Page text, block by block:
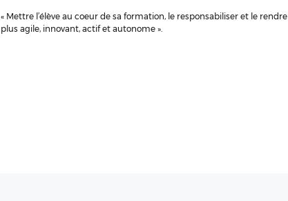
« Mettre l’élève au coeur de sa formation, le responsabiliser et le rendre
plus agile, innovant, actif et autonome ».